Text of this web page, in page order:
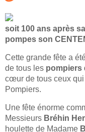
soit 100 ans après
pompes son
Cette grande fête a
de tous les pompiers
cœur de tous ceux
Pompiers.
Une fête énorme
Messieurs Bréhin
houlette de Madame